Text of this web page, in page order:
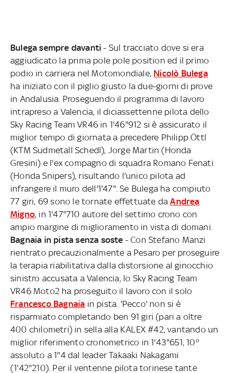
Bulega sempre davanti- Sul tracciato dove si era
aggiudicato la prima pole pole position ed il primo
podio in carriera nel Motomondiale, Nicolò Bulega
ha iniziato con il piglio giusto la due-giorni di prove
in Andalusia. Proseguendo il programma di lavoro
intrapreso a Valencia, il diciassettenne pilota dello
Sky Racing Team VR46 in 1'46"912 si è assicurato il
miglior tempo di giornata a precedere Philipp Öttl
(KTM Sudmetall Schedl), Jorge Martin (Honda
Gresini) e l'ex compagno di squadra Romano Fenati
(Honda Snipers), risultando l'unico pilota ad
infrangere il muro dell'1'47". Se Bulega ha compiuto
77 giri, 69 sono le tornate effettuate daAndrea
Migno, in 1'47"710 autore del settimo crono con
ampio margine di miglioramento in vista di domani.
Bagnaia in pista senza soste - Con Stefano Manzi
rientrato precauzionalmente a Pesaro per proseguire
la terapia riabilitativa dalla distorsione al ginocchio
sinistro accusata a Valencia, lo Sky Racing Team
VR46 Moto2 ha proseguito il lavoro con il solo
Francesco Bagnaia in pista. 'Pecco' non si è
risparmiato completando ben 91 giri (pari a oltre
400 chilometri) in sella alla KALEX #42, vantando un
miglior riferimento cronometrico in 1'43"651, 10°
assoluto a 1"4 dal leader Takaaki Nakagami
(1'42"210). Per il ventenne pilota torinese tante